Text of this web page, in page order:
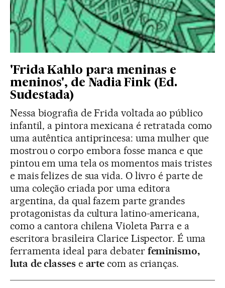
'Frida Kahlo para meninas e
meninos', de Nadia Fink (Ed.
Sudestada)
Nessa biografia de Frida voltada ao público
infantil, a pintora mexicana é retratada como
uma autêntica antiprincesa: uma mulher que
mostrou o corpo embora fosse manca e que
pintou em uma tela os momentos mais tristes
e mais felizes de sua vida. O livro é parte de
uma coleção criada por uma editora
argentina, da qual fazem parte grandes
protagonistas da cultura latino-americana,
como a cantora chilena Violeta Parra e a
escritora brasileira Clarice Lispector. É uma
ferramenta ideal para debater feminismo,
luta de classese arte com as crianças.